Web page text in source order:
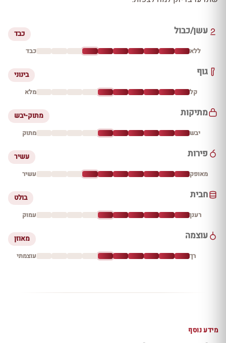
עשן/כבול כבד
ללא כבד
גוף בינוני
קל מלא
מתיקות מתוק-יבש
יבש מתוק
פירות עשיר
מאופק עשיר
חבית בולט
רענן עמוק
עוצמה מאוזן
רך עוצמתי
מידע נוסף